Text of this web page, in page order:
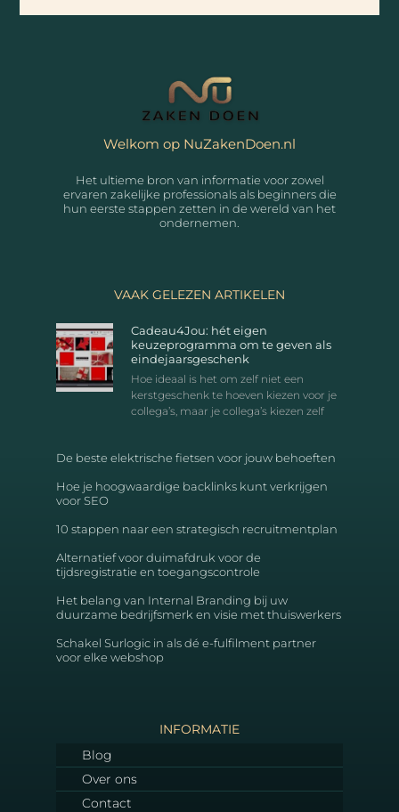
Welkom op NuZakenDoen.nl
Het ultieme bron van informatie voor zowel
ervaren zakelijke professionals als beginners die
hun eerste stappen zetten in de wereld van het
ondernemen.
VAAK GELEZEN ARTIKELEN
Cadeau4Jou: hét eigen
keuzeprogramma om te geven als
eindejaarsgeschenk
Hoe ideaal is het om zelf niet een
kerstgeschenk te hoeven kiezen voor je
collega’s, maar je collega’s kiezen zelf
De beste elektrische fietsen voor jouw behoeften
Hoe je hoogwaardige backlinks kunt verkrijgen
voor SEO
10 stappen naar een strategisch recruitmentplan
Alternatief voor duimafdruk voor de
tijdsregistratie en toegangscontrole
Het belang van Internal Branding bij uw
duurzame bedrijfsmerk en visie met thuiswerkers
Schakel Surlogic in als dé e-fulfilment partner
voor elke webshop
INFORMATIE
Blog
Over ons
Contact